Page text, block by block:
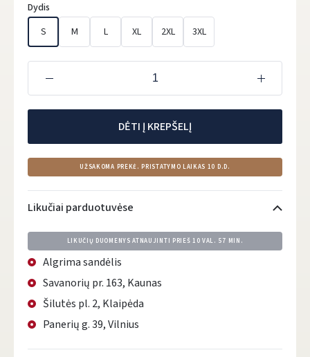
Dydis
S
M L XL 2XL 3XL
DĖTI Į KREPŠELĮ
UŽSAKOMA PREKĖ. PRISTATYMO LAIKAS 10 D.D.
Likučiai parduotuvėse
LIKUČIŲ DUOMENYS ATNAUJINTI PRIEŠ10 VAL. 57 MIN.
Algrima sandėlis
Savanorių pr. 163, Kaunas
Šilutės pl. 2, Klaipėda
Panerių g. 39, Vilnius